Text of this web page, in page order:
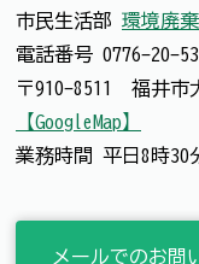
市民生活部 環境廃
電話番号 0776-20-
〒910-8511 福井市
【GoogleMap】
業務時間 平日8時30
メールでのお問